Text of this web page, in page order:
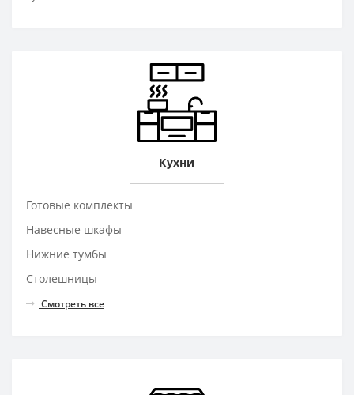
Кухни
Готовые комплекты
Навесные шкафы
Нижние тумбы
Столешницы
Смотреть все